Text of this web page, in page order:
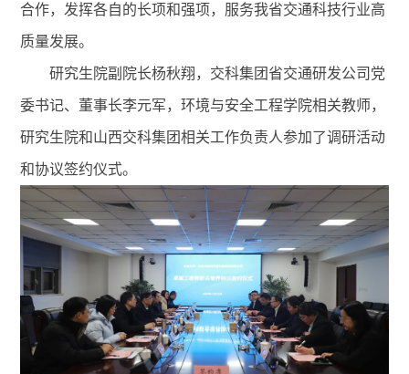
合作，发挥各自的长项和强项，服务我省交通科技行业高
质量发展。
研究生院副院长杨秋翔，交科集团省交通研发公司党
委书记、董事长李元军，环境与安全工程学院相关教师，
研究生院和山西交科集团相关工作负责人参加了调研活动
和协议签约仪式。